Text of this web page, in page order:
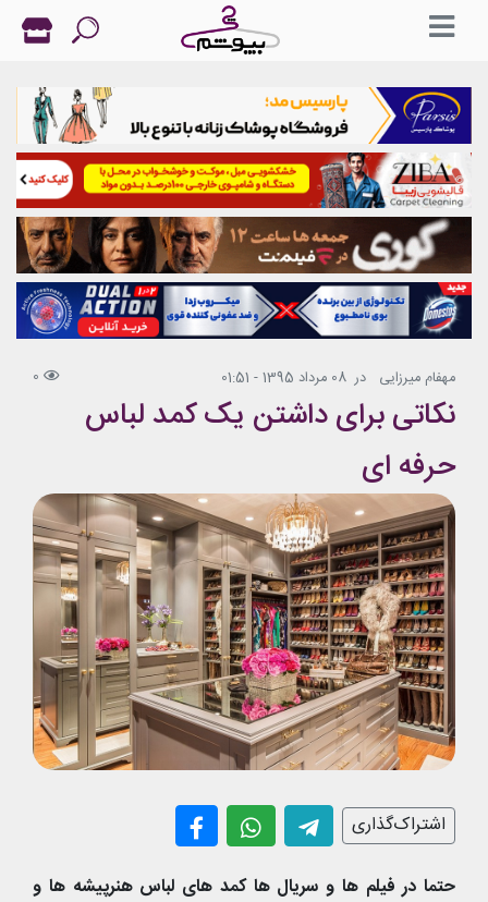
مهفام میرزایی در 08 مرداد 1395 - 01:51 0
نکاتی برای داشتن یک کمد لباس
حرفه ای
اشتراک‌گذاری
حتما در فیلم ها و سریال ها کمد های لباس هنرپیشه ها و